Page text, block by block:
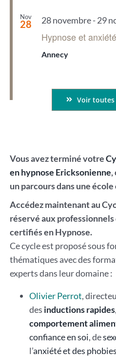
Nov
28 28 novembre-29
Hypnose et
Annecy
Voir
Vous avez terminé votre
en hypnose Ericksonienne,
un parcours dans une
Accédez maintenant au
réservé aux professionnels
certifiés en Hypnose.
Ce cycle est proposé sous
thématiques avec des
experts dans leur domaine :
Olivier Perrot,
des inductions rapides
comportement
confiance en soi, de
l’anxiété et des phobies